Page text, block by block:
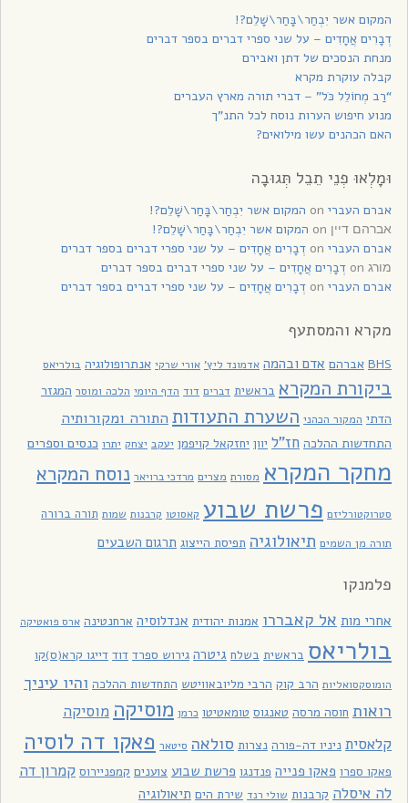
המקום אשר יִבְחַר\בָּחַר\שָׁלֵם?!
דְבָרִים אֲחָדִים – על שני ספרי דברים בספר דברים
מנחת הנסכים של דתן ואבירם
קבלה עוקרת מקרא
“רַב מְחוֹלֵל כֹּל” – דברי תורה מארץ העברים
מנוע חיפוש הערות נוסח לכל התנ”ך
האם הכהנים עשו מילואים?
וּמָלְאוּ פְנֵי תֵבֵל תְּגוּבָה
אברם העברי המקום אשר יִבְחַר\בָּחַר\שָׁלֵם?!
אברהם דיין
המקום אשר יִבְחַר\בָּחַר\שָׁלֵם?!
אברם העברי
דְבָרִים אֲחָדִים – על שני ספרי דברים בספר דברים
מורג
דְבָרִים אֲחָדִים – על שני ספרי דברים בספר דברים
אברם העברי
דְבָרִים אֲחָדִים – על שני ספרי דברים בספר דברים
מקרא והמסתעף
BHS אברהם אדם ובהמה אדמונד ליץ' אורי שרקי אנתרופולוגיה בולריאס
ביקורת המקרא בראשית דברים דוד הדף היומי הלכה ומוסר המגזר
הדתי המקור הכהני השערת התעודות התורה ומקורותיה
התחדשות ההלכה חז"ל יוון יחזקאל קויפמן יעקב יצחק יתרו כנסים וספרים
מחקר המקרא מסורת מצרים מרדכי ברויאר נוסח המקרא
סטרוקטורליזם פרשת שבוע קאסוטו קרבנות שמות תורה ברורה
תורה מן השמים תיאולוגיה תפיסת הייצוג תרגום השבעים
פלמנקו
אחרי מות אל קאבררו אמנות יהודית אנדלוסיה ארחנטינה ארס פואטיקה
בולריאס בראשית בשלח גיטרה גירוש ספרד דוד דייגו קרא(ס)קו
הומוסקסואליות הרב קוק הרבי מליובאוויטש התחדשות ההלכה והיו עיניך
רואות חוסה מרסה טאנגוס טומאטיטו כרמן מוסיקה מוסיקה
קלאסית ניניו דה-פורה נצרות סולאה סיטאר פאקו דה לוסיה
פאקו ספרו פאקו פנייה פנדנגו פרשת שבוע צוענים קמפניירוס קמרון דה
לה איסלה קרבנות שולי רנד שירת הים תיאולוגיה